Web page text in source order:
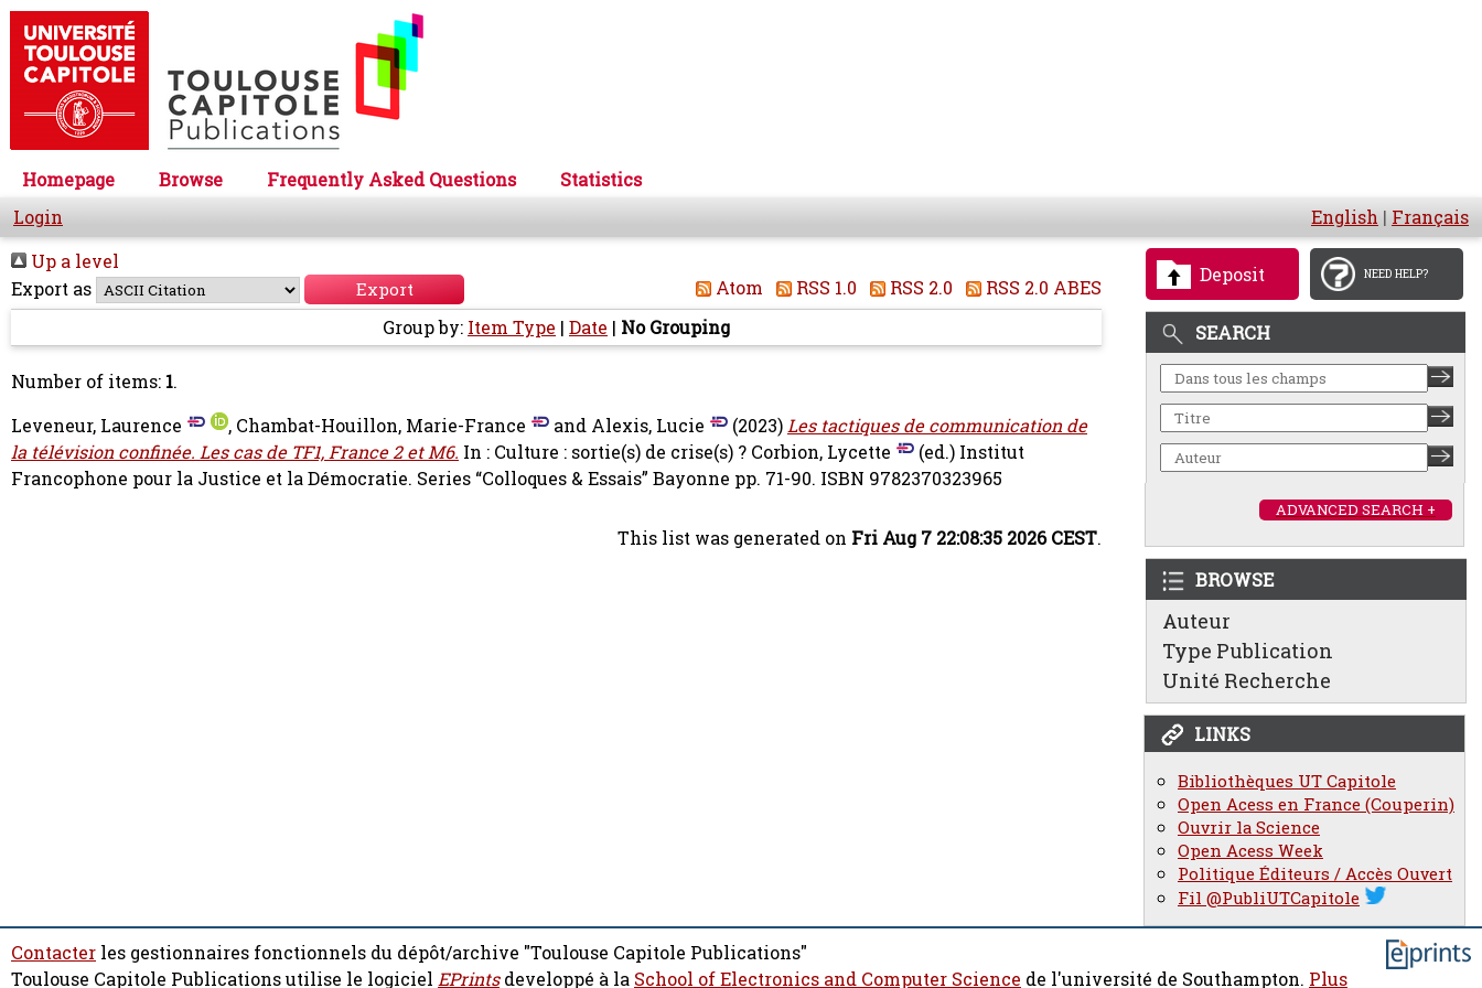
Homepage Browse Frequently Asked Questions
Statistics
Login
English | Français
Deposit NEED HELP?
SEARCH
ADVANCED SEARCH +
BROWSE
Auteur
Type Publication
Unité Recherche
LINKS
Bibliothèques UT Capitole
Open Acess en France (Couperin)
Ouvrir la Science
Open Acess Week
Politique Éditeurs / Accès Ouvert
Fil @PubliUTCapitole
Up a level
Export as
Atom RSS 1.0 RSS 2.0
RSS 2.0 ABES
Group by: Item Type | Date | No Grouping
Number of items: 1.
Leveneur, Laurence
, Chambat-Houillon, Marie-France and Alexis, Lucie (2023)Les tactiques de communication de
la télévision confinée. Les cas de TF1, France 2 et M6. In : Culture : sortie(s) de crise(s) ? Corbion, Lycette
(ed.) Institut
Francophone pour la Justice et la Démocratie. Series “Colloques & Essais” Bayonne pp. 71-90. ISBN 9782370323965
This list was generated on Fri Aug 7 22:08:35 2026 CEST.
Contacter les gestionnaires fonctionnels du dépôt/archive "Toulouse Capitole Publications"
Toulouse Capitole Publications utilise le logiciel EPrintsdeveloppé à la School of Electronics and Computer Science de l'université de Southampton. Plus